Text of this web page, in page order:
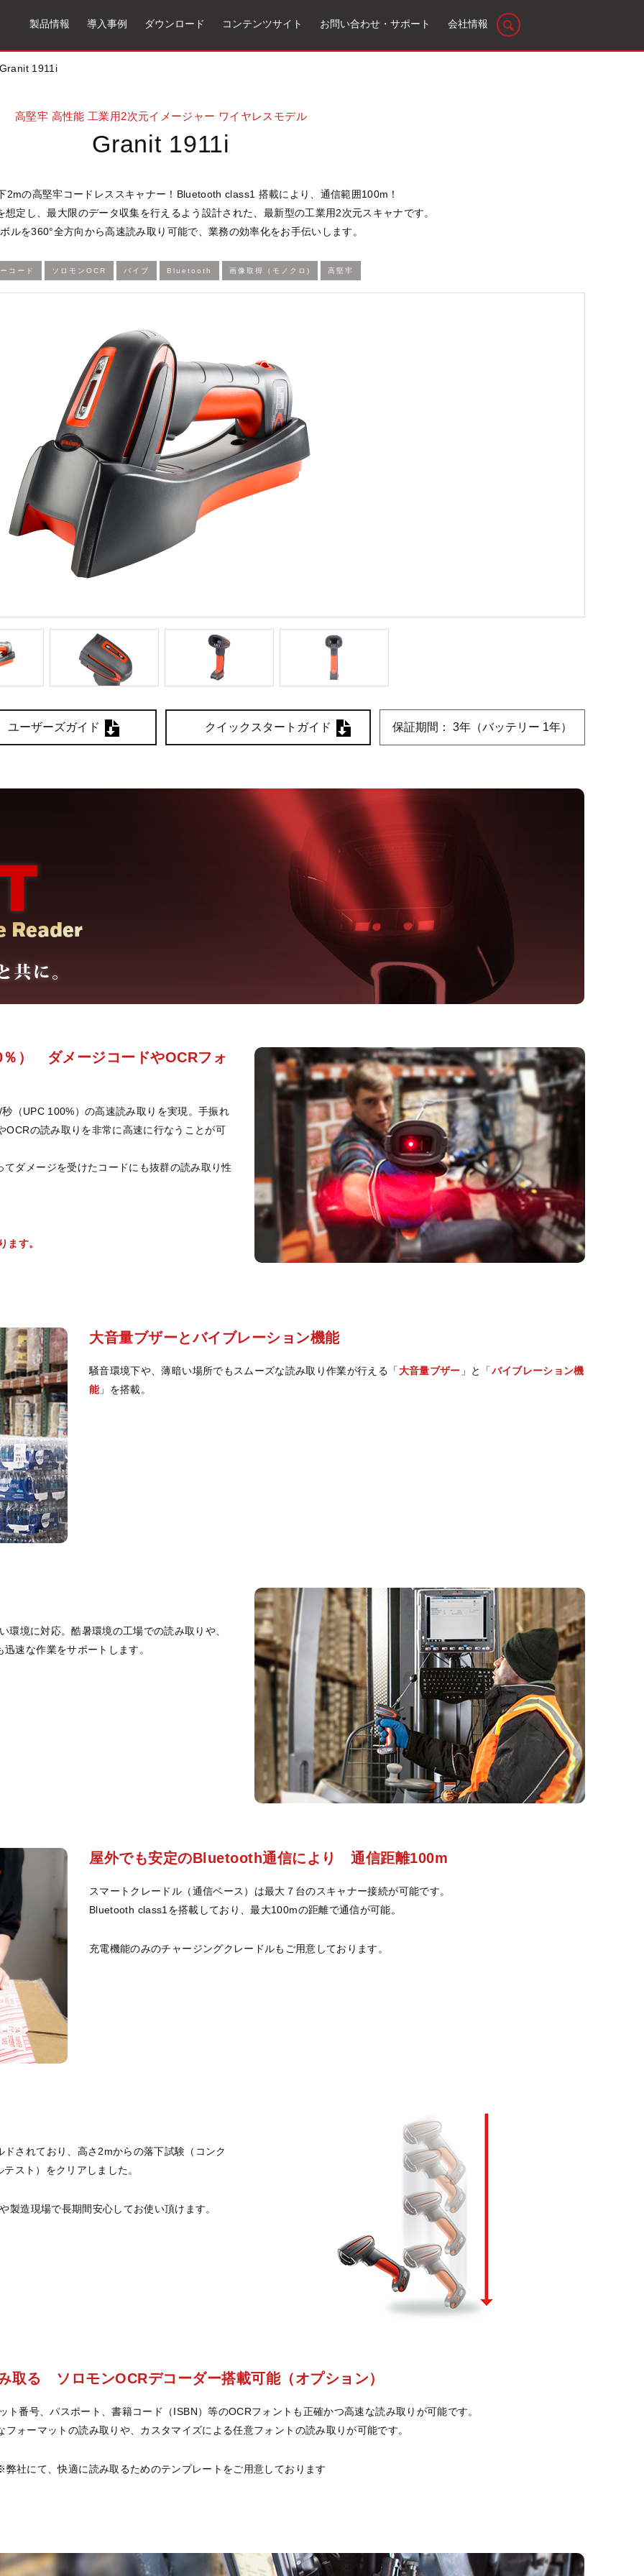
製品情報 導入事例 ダウンロード コンテンツサイト お問い合わせ・サポート 会社情報
1911i
高堅牢 高性能 工業用2次元イメージャー ワイヤレスモデル
Granit 1911i
2mの高堅牢コードレススキャナー！Bluetooth class1 搭載により、通信範囲100m！
定し、最大限のデータ収集を行えるよう設計された、最新型の工業用2次元スキャナです。
ルを360°全方向から高速読み取り可能で、業務の効率化をお手伝いします。
コード ソロモンOCR バイブ Bluetooth 画像取得（モノクロ) 高堅牢
ユーザーズガイド クイックスタートガイド 保証期間： 3年（バッテリー 1年）
） ダメージコードやOCRフォ
（UPC 100%）の高速読み取りを実現。手振れ
の読み取りを非常に高速に行なうことが可
ダメージを受けたコードにも抜群の読み取り性
ます。
大音量ブザーとバイブレーション機能
騒音環境下や、薄暗い場所でもスムーズな読み取り作業が行える「 大音量ブザー 」と「バイブレーション機
能」を搭載。
境に対応。酷暑環境の工場での読み取りや、
速な作業をサポートします。
屋外でも安定のBluetooth通信により 通信距離100m
スマートクレードル（通信ベース）は最大７台のスキャナー接続が可能です。
Bluetooth class1を搭載しており、最大100mの距離で通信が可能。
充電機能のみのチャージングクレードルもご用意しております。
されており、高さ2mからの落下試験（コンク
スト）をクリアしました。
製造現場で長期間安心してお使い頂けます。
取る ソロモンOCRデコーダー搭載可能（オプション）
ト番号、パスポート、書籍コード（ISBN）等のOCRフォントも正確かつ高速な読み取りが可能です。
フォーマットの読み取りや、カスタマイズによる任意フォントの読み取りが可能です。
弊社にて、快適に読み取るためのテンプレートをご用意しております